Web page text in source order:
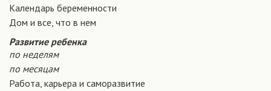
Календарь беременности
Дом и все, что в нем
Развитие ребенка
по неделям
по месяцам
Работа, карьера и саморазвитие